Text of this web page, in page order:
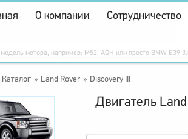
О компании Сотрудничество
Каталог Land Rover Discovery III
Двигатель